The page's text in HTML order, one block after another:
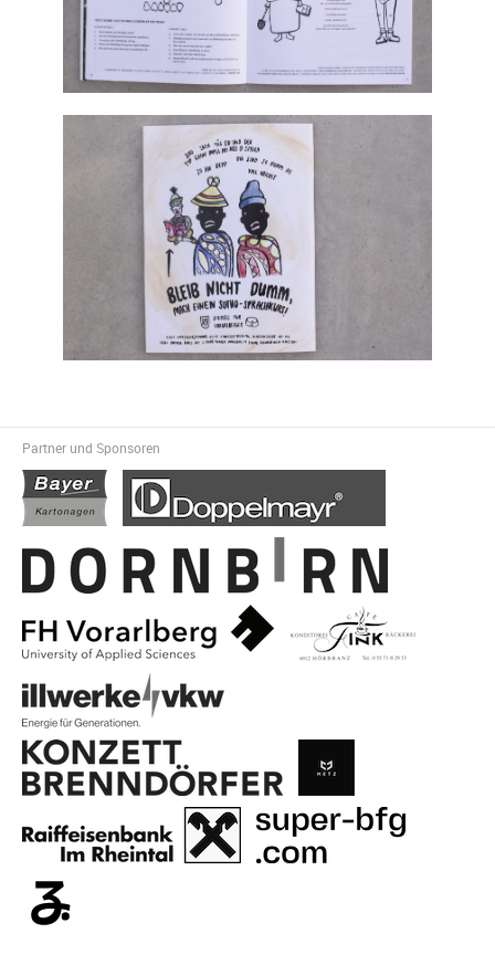
Partner und Sponsoren